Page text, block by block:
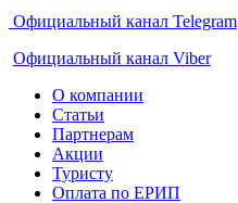
Официальный канал Telegram
Официальный канал Viber
О компании
Статьи
Партнерам
Акции
Туристу
Оплата по ЕРИП